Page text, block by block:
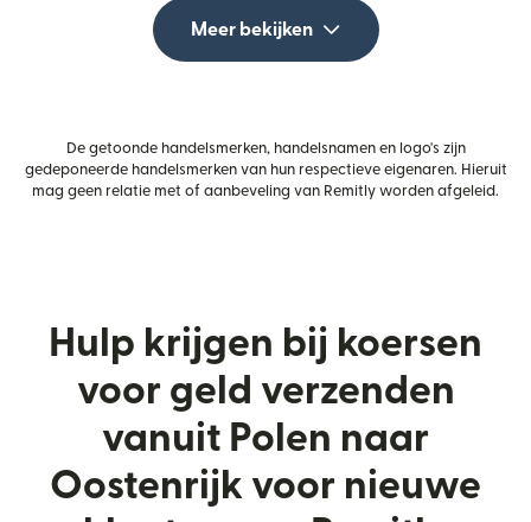
Meer bekijken
De getoonde handelsmerken, handelsnamen en logo's zijn
gedeponeerde handelsmerken van hun respectieve eigenaren. Hieruit
mag geen relatie met of aanbeveling van Remitly worden afgeleid.
Hulp krijgen bij koersen
voor geld verzenden
vanuit Polen naar
Oostenrijk voor nieuwe